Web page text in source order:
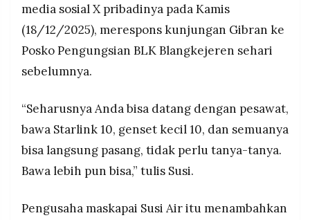
©
Resolusi.co
-
PT.
MEDIA
tenggelamkan 488 kapal illegal fishing,
tingkatkan stok ikan 76%, raih penghargaan
internasional dari WWF dan BBC.
media sosial X pribadinya pada Kamis
(18/12/2025), merespons kunjungan Gibran ke
Posko Pengungsian BLK Blangkejeren sehari
sebelumnya.
“Seharusnya Anda bisa datang dengan pesawat,
bawa Starlink 10, genset kecil 10, dan semuanya
bisa langsung pasang, tidak perlu tanya-tanya.
Bawa lebih pun bisa,” tulis Susi.
Pengusaha maskapai Susi Air itu menambahkan